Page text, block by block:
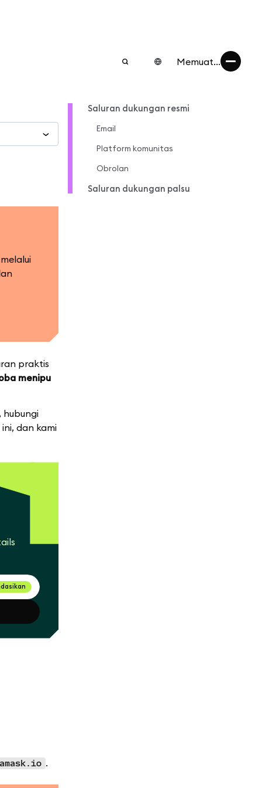
Memuat...
praktis
menipu
hubungi
dan kami
.
Saluran dukungan resmi
Email
Platform komunitas
Obrolan
Saluran dukungan palsu